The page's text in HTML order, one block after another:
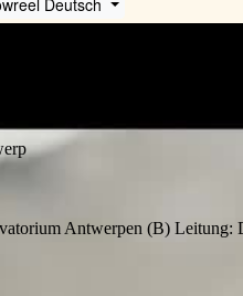
Antwerpen (B) Leitung: